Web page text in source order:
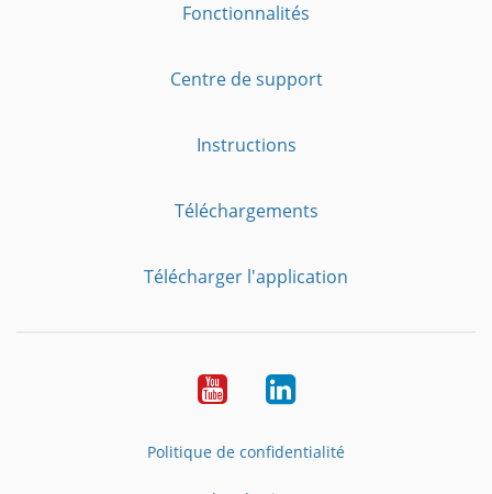
Fonctionnalités
Centre de support
Instructions
Téléchargements
Télécharger l'application
YouTubeLinkedIn
Politique de confidentialité